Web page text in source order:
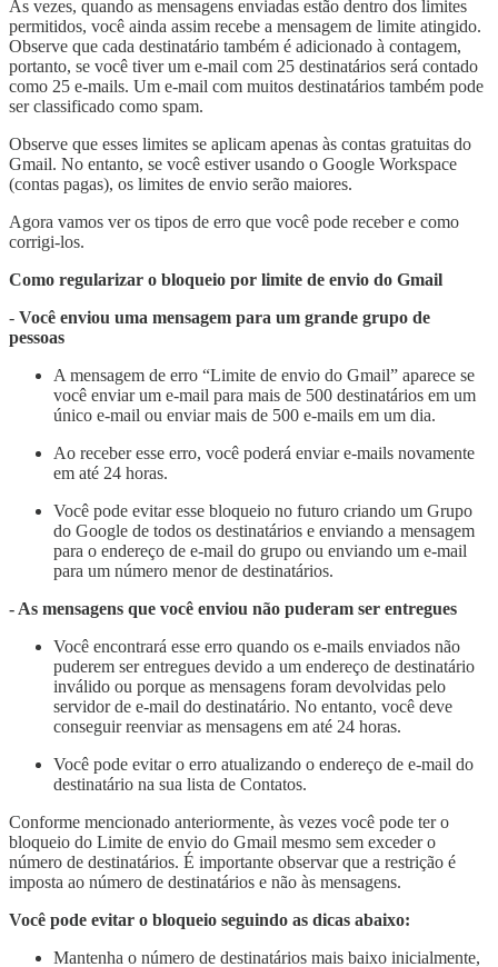
Às vezes, quando as mensagens enviadas estão dentro dos limites
permitidos, você ainda assim recebe a mensagem de limite atingido.
Observe que cada destinatário também é adicionado à contagem,
portanto, se você tiver um e-mail com 25 destinatários será contado
como 25 e-mails. Um e-mail com muitos destinatários também pode
ser classificado como spam.
Observe que esses limites se aplicam apenas às contas gratuitas do
Gmail. No entanto, se você estiver usando o Google Workspace
(contas pagas), os limites de envio serão maiores.
Agora vamos ver os tipos de erro que você pode receber e como
corrigi-los.
Como regularizar o bloqueio por limite de envio do Gmail
- Você enviou uma mensagem para um grande grupo de
pessoas
A mensagem de erro “Limite de envio do Gmail” aparece se
você enviar um e-mail para mais de 500 destinatários em um
único e-mail ou enviar mais de 500 e-mails em um dia.
Ao receber esse erro, você poderá enviar e-mails novamente
em até 24 horas.
Você pode evitar esse bloqueio no futuro criando um Grupo
do Google de todos os destinatários e enviando a mensagem
para o endereço de e-mail do grupo ou enviando um e-mail
para um número menor de destinatários.
- As mensagens que você enviou não puderam ser entregues
Você encontrará esse erro quando os e-mails enviados não
puderem ser entregues devido a um endereço de destinatário
inválido ou porque as mensagens foram devolvidas pelo
servidor de e-mail do destinatário. No entanto, você deve
conseguir reenviar as mensagens em até 24 horas.
Você pode evitar o erro atualizando o endereço de e-mail do
destinatário na sua lista de Contatos.
Conforme mencionado anteriormente, às vezes você pode ter o
bloqueio do Limite de envio do Gmail mesmo sem exceder o
número de destinatários. É importante observar que a restrição é
imposta ao número de destinatários e não às mensagens.
Você pode evitar o bloqueio seguindo as dicas abaixo:
Mantenha o número de destinatários mais baixo inicialmente,